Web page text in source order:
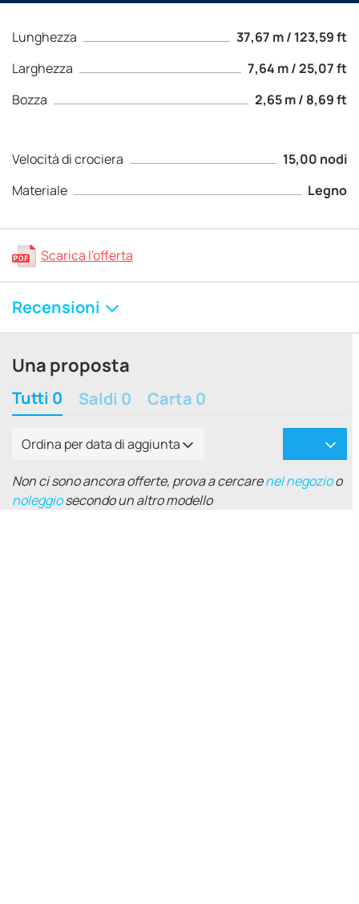
Lunghezza
37,67 m / 123,59 ft
Larghezza
7,64 m / 25,07 ft
Bozza
2,65 m / 8,69 ft
Velocità di crociera
15,00 nodi
Materiale
Legno
Scarica l'offerta
Recensioni
Una proposta
Tutti 0 Saldi 0 Carta 0
Ordina per data di aggiunta
Non ci sono ancora offerte, prova a cercarenel negozioo
noleggiosecondo un altro modello